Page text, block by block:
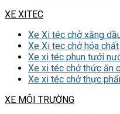
XE XITEC
Xe Xi téc chở xăng
Xe Xi tec chở hóa chất
Xe xi téc phun tưới
Xe xi téc chở thức ăn
Xe xi téc chở thực
XE MÔI TRƯỜNG